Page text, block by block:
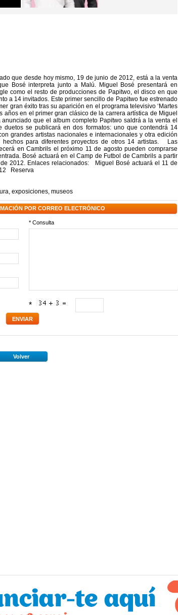
que desde hoy mismo, 19 de junio de 2012, está a la venta
Bosé interpreta junto a Malú. Miguel Bosé presentará en
como el resto de producciones de Papitwo, el disco en que
a 14 invitados. Este primer sencillo de Papitwo fue estrenado
gran éxito tras su aparición en el programa televisivo ‘Martes
años en el primer gran clásico de la carrera artística de Miguel
que el album completo Papitwo saldrá a la venta el
se publicará en dos formatos: uno que contendrá 14
grandes artistas nacionales e internacionales y otra edición
para diferentes proyectos de otros 14 artistas. Las
en Cambrils el próximo 11 de agosto pueden comprarse
Bosé actuará en el Camp de Futbol de Cambrils a partir
2012. Enlaces relacionados: Miguel Bosé actuará el 11 de
Reserva
, exposiciones, museos
POR CORREO ELECTRÓNICO
* Consulta
*
Volver